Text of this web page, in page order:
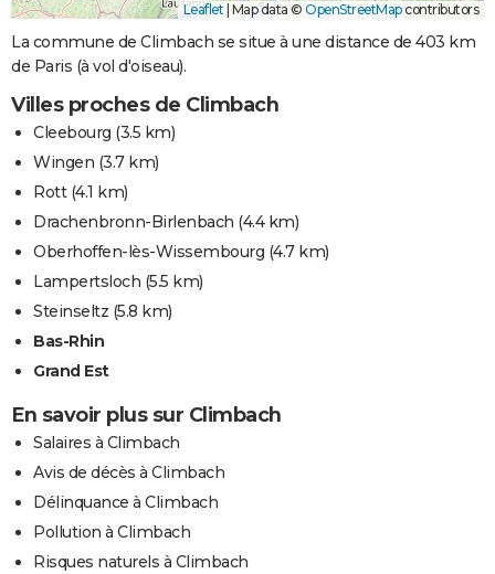
Leaflet Map data © OpenStreetMapcontributors
La commune de Climbach se situe à une distance de 403 km
de Paris (à vol d'oiseau).
Villes proches de Climbach
Cleebourg (3.5 km)
Wingen (3.7 km)
Rott(4.1 km)
Drachenbronn-Birlenbach (4.4 km)
Oberhoffen-lès-Wissembourg (4.7 km)
Lampertsloch (5.5 km)
Steinseltz (5.8 km)
Bas-Rhin
Grand Est
En savoir plus sur Climbach
Salaires à Climbach
Avis de décès à Climbach
Délinquance à Climbach
Pollution à Climbach
Risques naturels à Climbach